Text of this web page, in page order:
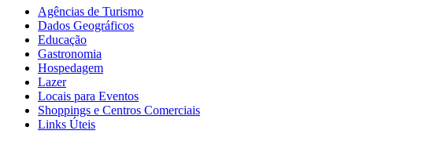
Agências de Turismo
Dados Geográficos
Educação
Gastronomia
Hospedagem
Lazer
Locais para Eventos
Shoppings e Centros Comerciais
Links Úteis